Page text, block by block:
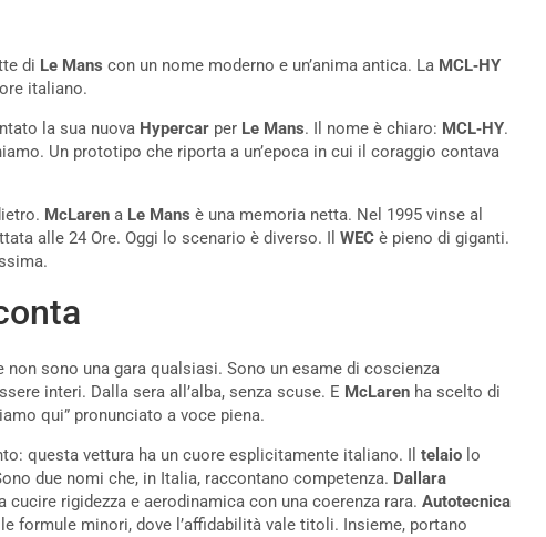
di Le Mans con un nome moderno e un’anima antica. La MCL‑HY
italiano.
la sua nuova Hypercar per Le Mans. Il nome è chiaro: MCL‑HY.
Un prototipo che riporta a un’epoca in cui il coraggio contava
McLaren a Le Mans è una memoria netta. Nel 1995 vinse al
alle 24 Ore. Oggi lo scenario è diverso. Il WEC è pieno di giganti.
non sono una gara qualsiasi. Sono un esame di coscienza
interi. Dalla sera all’alba, senza scuse. E McLaren ha scelto di
qui” pronunciato a voce piena.
questa vettura ha un cuore esplicitamente italiano. Il telaio lo
due nomi che, in Italia, raccontano competenza. Dallara
cucire rigidezza e aerodinamica con una coerenza rara. Autotecnica
formule minori, dove l’affidabilità vale titoli. Insieme, portano